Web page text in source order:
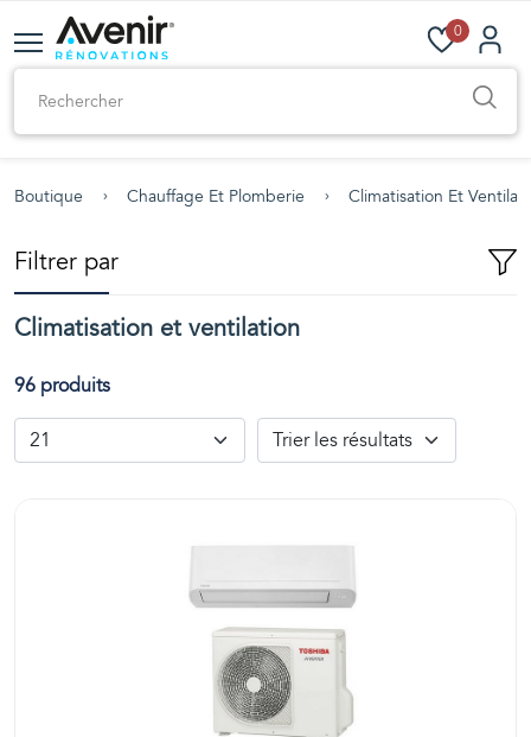
0
Boutique Chauffage Et Plomberie Climatisation Et
Filtrer par
Climatisation et ventilation
96 produits